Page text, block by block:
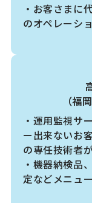
・お客さまに
のオペレーシ
（福
・運用監視サ
ー出来ないお
の専任技術者
・機器納検品
定などメニュ